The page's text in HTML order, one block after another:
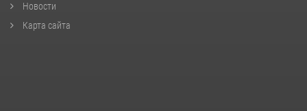
Новости
Карта сайта